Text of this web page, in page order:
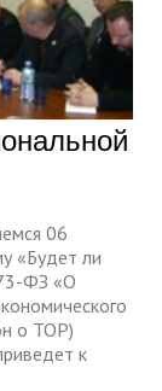
06
«Будет ли
ФЗ «О
о ТОР)
к